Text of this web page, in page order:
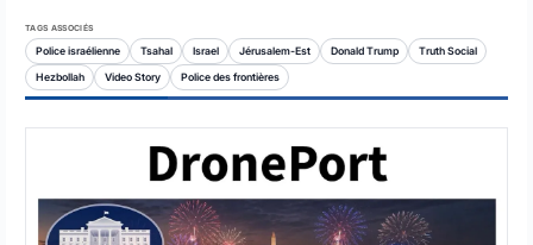
TAGS ASSOCIÉS
Police israélienne Tsahal Israel Jérusalem-Est Donald Trump Truth Social
Hezbollah Video Story Police des frontières